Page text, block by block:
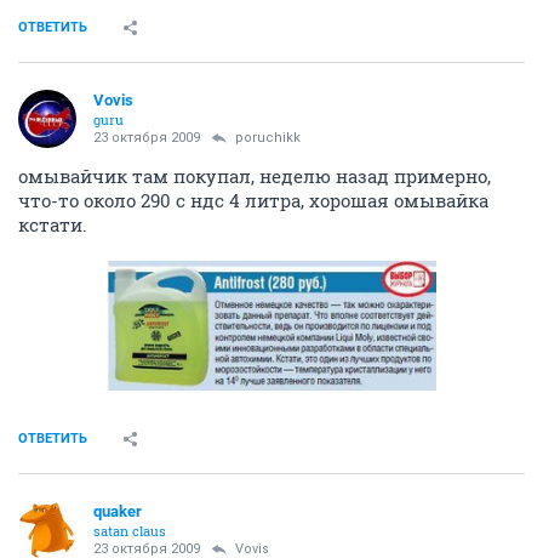
ОТВЕТИТЬ
Vovis
guru
23 октября 2009 poruchikk
омывайчик там покупал, неделю назад примерно,
что-то около 290 с ндс 4 литра, хорошая омывайка
кстати.
ОТВЕТИТЬ
quaker
satan claus
23 октября 2009 Vovis